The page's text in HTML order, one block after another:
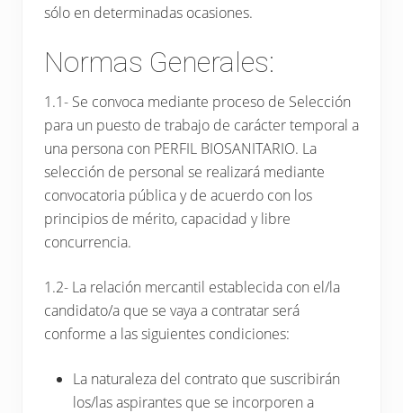
sólo en determinadas ocasiones.
Normas Generales:
1.1- Se convoca mediante proceso de Selección
para un puesto de trabajo de carácter temporal a
una persona con PERFIL BIOSANITARIO. La
selección de personal se realizará mediante
convocatoria pública y de acuerdo con los
principios de mérito, capacidad y libre
concurrencia.
1.2- La relación mercantil establecida con el/la
candidato/a que se vaya a contratar será
conforme a las siguientes condiciones:
La naturaleza del contrato que suscribirán
los/las aspirantes que se incorporen a